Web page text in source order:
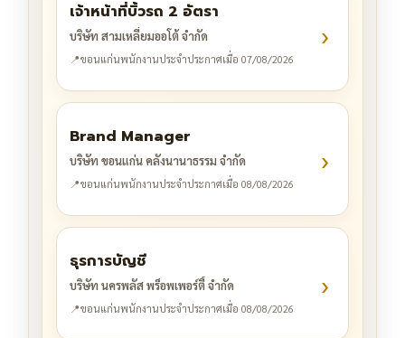
เจ้าหน้าที่บิ้วรถ 2 อัตรา
บริษัท สามเหลี่ยมออโต้ จำกัด
📍ขอนแก่นพนักงานประจำประกาศเมื่อ 07/08/2026
›
Brand Manager
บริษัท ขอนแก่น คลังนานาธรรม จำกัด
📍ขอนแก่นพนักงานประจำประกาศเมื่อ 08/08/2026
›
ธุรการบัญชี
บริษัท นครพลัส พร็อพเพอร์ตี้ จำกัด
📍ขอนแก่นพนักงานประจำประกาศเมื่อ 08/08/2026
›